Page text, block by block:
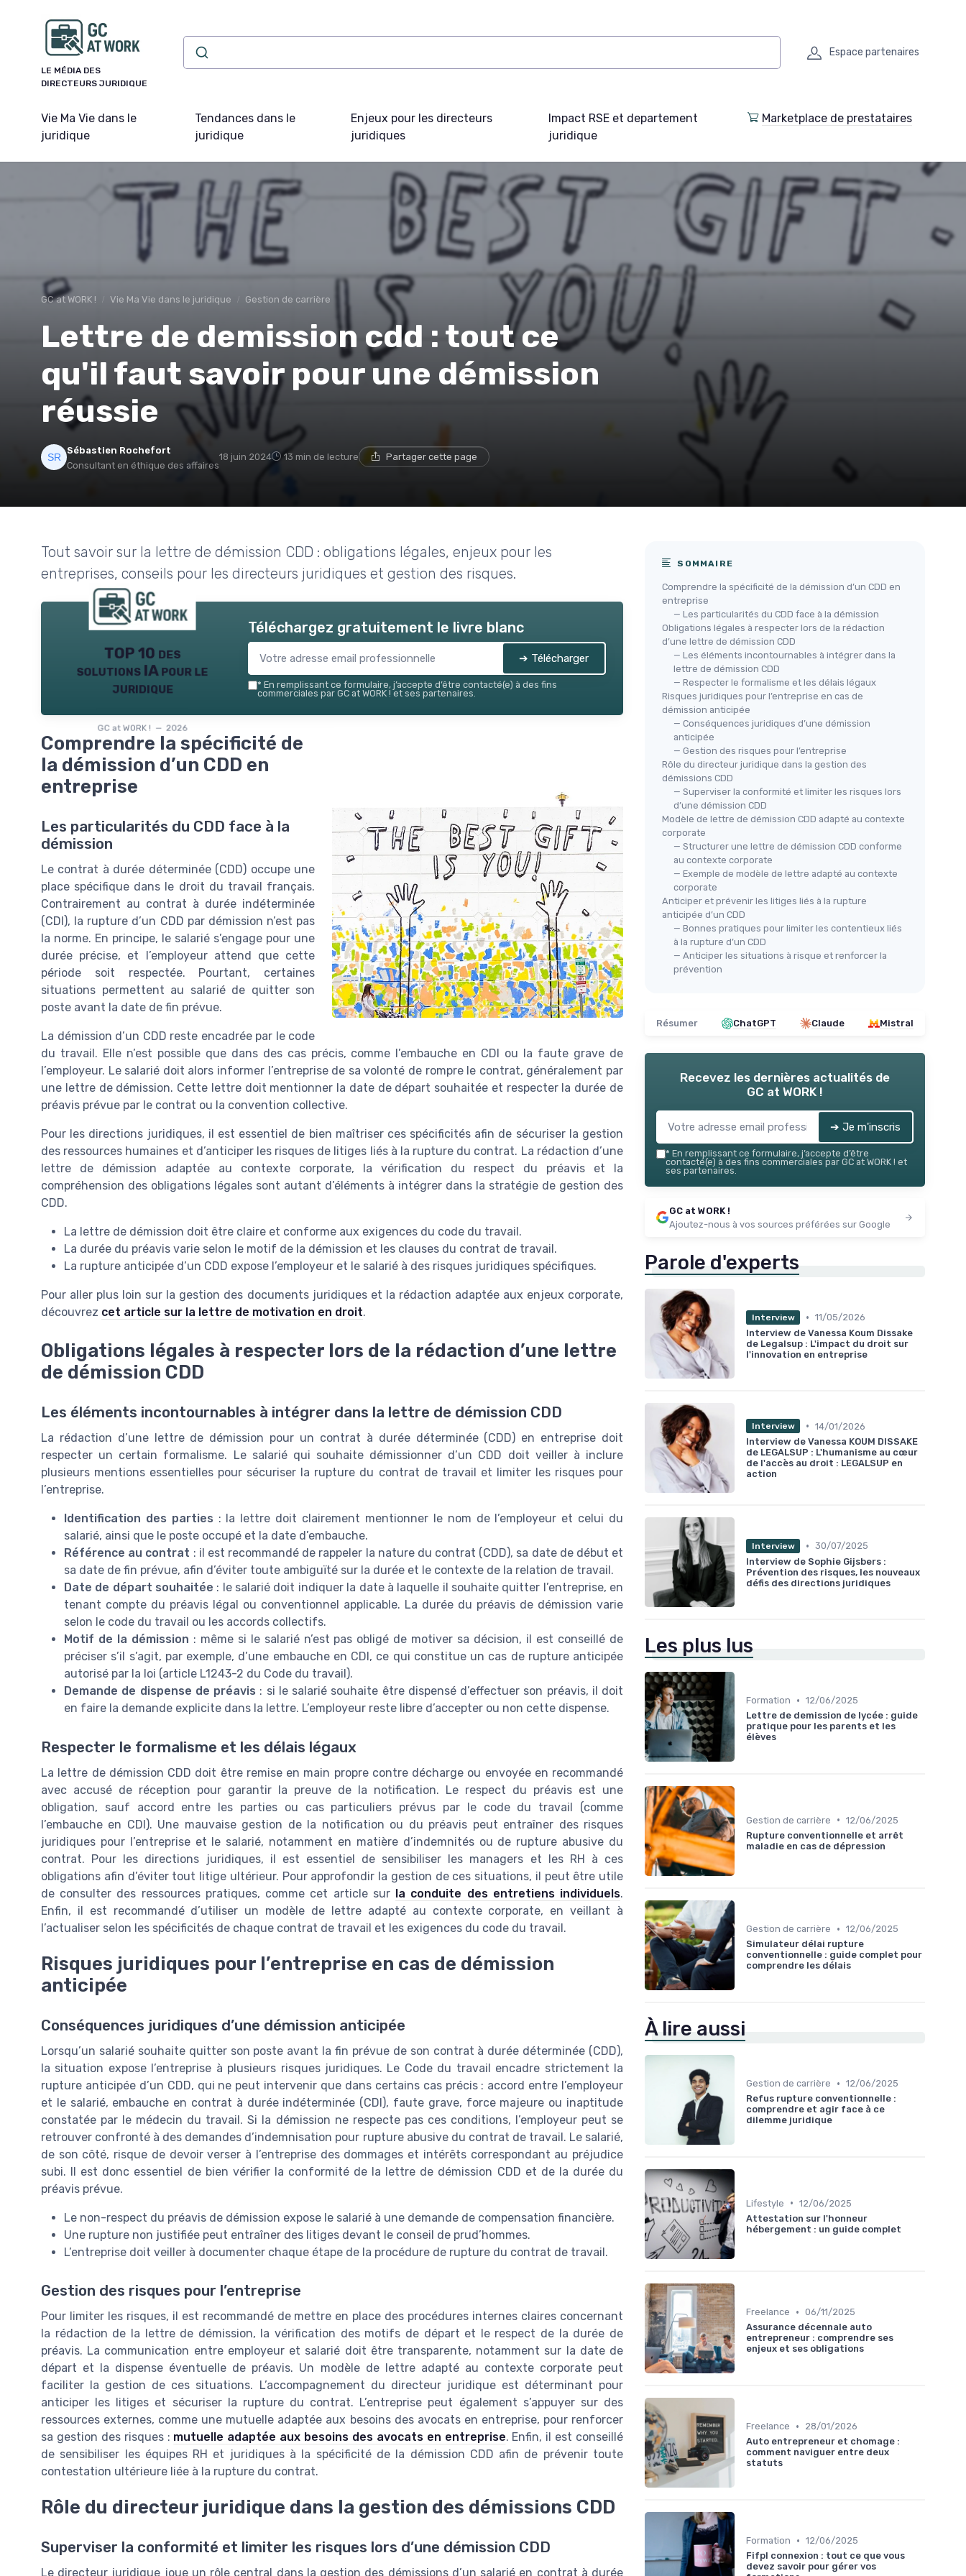
LE MÉDIA DES
DIRECTEURS JURIDIQUE
Espace partenaires
Vie Ma Vie dans le
juridique
Tendances dans le
juridique
Enjeux pour les directeurs
juridiques
Impact RSE et departement
juridique
Marketplace de prestataires
GC at WORK ! Vie Ma Vie dans le juridique Gestion de carrière
Lettre de demission cdd : tout ce
qu'il faut savoir pour une démission
réussie
Sébastien Rochefort
Consultant en éthique des affaires
18 juin 2024 13 min de lecture Partager cette page
Tout savoir sur la lettre de démission CDD : obligations légales, enjeux pour les
entreprises, conseils pour les directeurs juridiques et gestion des risques.
TOP 10 des
solutions IA pour le
juridique
GC at WORK ! — 2026
Téléchargez gratuitement le livre blanc
➔ Télécharger
* En remplissant ce formulaire, j’accepte d’être contacté(e) à des fins
commerciales par GC at WORK ! et ses partenaires.
Comprendre la spécificité de
la démission d’un CDD en
entreprise
Les particularités du CDD face à la
démission
Le contrat à durée déterminée (CDD) occupe une
place spécifique dans le droit du travail français.
Contrairement au contrat à durée indéterminée
(CDI), la rupture d’un CDD par démission n’est pas
la norme. En principe, le salarié s’engage pour une
durée précise, et l’employeur attend que cette
période soit respectée. Pourtant, certaines
situations permettent au salarié de quitter son
poste avant la date de fin prévue.
La démission d’un CDD reste encadrée par le code
du travail. Elle n’est possible que dans des cas précis, comme l’embauche en CDI ou la faute grave de
l’employeur. Le salarié doit alors informer l’entreprise de sa volonté de rompre le contrat, généralement par
une lettre de démission. Cette lettre doit mentionner la date de départ souhaitée et respecter la durée de
préavis prévue par le contrat ou la convention collective.
Pour les directions juridiques, il est essentiel de bien maîtriser ces spécificités afin de sécuriser la gestion
des ressources humaines et d’anticiper les risques de litiges liés à la rupture du contrat. La rédaction d’une
lettre de démission adaptée au contexte corporate, la vérification du respect du préavis et la
compréhension des obligations légales sont autant d’éléments à intégrer dans la stratégie de gestion des
CDD.
La lettre de démission doit être claire et conforme aux exigences du code du travail.
La durée du préavis varie selon le motif de la démission et les clauses du contrat de travail.
La rupture anticipée d’un CDD expose l’employeur et le salarié à des risques juridiques spécifiques.
Pour aller plus loin sur la gestion des documents juridiques et la rédaction adaptée aux enjeux corporate,
découvrez cet article sur la lettre de motivation en droit.
Obligations légales à respecter lors de la rédaction d’une lettre
de démission CDD
Les éléments incontournables à intégrer dans la lettre de démission CDD
La rédaction d’une lettre de démission pour un contrat à durée déterminée (CDD) en entreprise doit
respecter un certain formalisme. Le salarié qui souhaite démissionner d’un CDD doit veiller à inclure
plusieurs mentions essentielles pour sécuriser la rupture du contrat de travail et limiter les risques pour
l’entreprise.
Identification des parties : la lettre doit clairement mentionner le nom de l’employeur et celui du
salarié, ainsi que le poste occupé et la date d’embauche.
Référence au contrat : il est recommandé de rappeler la nature du contrat (CDD), sa date de début et
sa date de fin prévue, afin d’éviter toute ambiguïté sur la durée et le contexte de la relation de travail.
Date de départ souhaitée : le salarié doit indiquer la date à laquelle il souhaite quitter l’entreprise, en
tenant compte du préavis légal ou conventionnel applicable. La durée du préavis de démission varie
selon le code du travail ou les accords collectifs.
Motif de la démission : même si le salarié n’est pas obligé de motiver sa décision, il est conseillé de
préciser s’il s’agit, par exemple, d’une embauche en CDI, ce qui constitue un cas de rupture anticipée
autorisé par la loi (article L1243-2 du Code du travail).
Demande de dispense de préavis : si le salarié souhaite être dispensé d’effectuer son préavis, il doit
en faire la demande explicite dans la lettre. L’employeur reste libre d’accepter ou non cette dispense.
Respecter le formalisme et les délais légaux
La lettre de démission CDD doit être remise en main propre contre décharge ou envoyée en recommandé
avec accusé de réception pour garantir la preuve de la notification. Le respect du préavis est une
obligation, sauf accord entre les parties ou cas particuliers prévus par le code du travail (comme
l’embauche en CDI). Une mauvaise gestion de la notification ou du préavis peut entraîner des risques
juridiques pour l’entreprise et le salarié, notamment en matière d’indemnités ou de rupture abusive du
contrat. Pour les directions juridiques, il est essentiel de sensibiliser les managers et les RH à ces
obligations afin d’éviter tout litige ultérieur. Pour approfondir la gestion de ces situations, il peut être utile
de consulter des ressources pratiques, comme cet article sur la conduite des entretiens individuels.
Enfin, il est recommandé d’utiliser un modèle de lettre adapté au contexte corporate, en veillant à
l’actualiser selon les spécificités de chaque contrat de travail et les exigences du code du travail.
Risques juridiques pour l’entreprise en cas de démission
anticipée
Conséquences juridiques d’une démission anticipée
Lorsqu’un salarié souhaite quitter son poste avant la fin prévue de son contrat à durée déterminée (CDD),
la situation expose l’entreprise à plusieurs risques juridiques. Le Code du travail encadre strictement la
rupture anticipée d’un CDD, qui ne peut intervenir que dans certains cas précis : accord entre l’employeur
et le salarié, embauche en contrat à durée indéterminée (CDI), faute grave, force majeure ou inaptitude
constatée par le médecin du travail. Si la démission ne respecte pas ces conditions, l’employeur peut se
retrouver confronté à des demandes d’indemnisation pour rupture abusive du contrat de travail. Le salarié,
de son côté, risque de devoir verser à l’entreprise des dommages et intérêts correspondant au préjudice
subi. Il est donc essentiel de bien vérifier la conformité de la lettre de démission CDD et de la durée du
préavis prévue.
Le non-respect du préavis de démission expose le salarié à une demande de compensation financière.
Une rupture non justifiée peut entraîner des litiges devant le conseil de prud’hommes.
L’entreprise doit veiller à documenter chaque étape de la procédure de rupture du contrat de travail.
Gestion des risques pour l’entreprise
Pour limiter les risques, il est recommandé de mettre en place des procédures internes claires concernant
la rédaction de la lettre de démission, la vérification des motifs de départ et le respect de la durée de
préavis. La communication entre employeur et salarié doit être transparente, notamment sur la date de
départ et la dispense éventuelle de préavis. Un modèle de lettre adapté au contexte corporate peut
faciliter la gestion de ces situations. L’accompagnement du directeur juridique est déterminant pour
anticiper les litiges et sécuriser la rupture du contrat. L’entreprise peut également s’appuyer sur des
ressources externes, comme une mutuelle adaptée aux besoins des avocats en entreprise, pour renforcer
sa gestion des risques : mutuelle adaptée aux besoins des avocats en entreprise. Enfin, il est conseillé
de sensibiliser les équipes RH et juridiques à la spécificité de la démission CDD afin de prévenir toute
contestation ultérieure liée à la rupture du contrat.
Rôle du directeur juridique dans la gestion des démissions CDD
Superviser la conformité et limiter les risques lors d’une démission CDD
Le directeur juridique joue un rôle central dans la gestion des démissions d’un salarié en contrat à durée
SOMMAIRE
Comprendre la spécificité de la démission d’un CDD en
entreprise
— Les particularités du CDD face à la démission
Obligations légales à respecter lors de la rédaction
d’une lettre de démission CDD
— Les éléments incontournables à intégrer dans la
lettre de démission CDD
— Respecter le formalisme et les délais légaux
Risques juridiques pour l’entreprise en cas de
démission anticipée
— Conséquences juridiques d’une démission
anticipée
— Gestion des risques pour l’entreprise
Rôle du directeur juridique dans la gestion des
démissions CDD
— Superviser la conformité et limiter les risques lors
d’une démission CDD
Modèle de lettre de démission CDD adapté au contexte
corporate
— Structurer une lettre de démission CDD conforme
au contexte corporate
— Exemple de modèle de lettre adapté au contexte
corporate
Anticiper et prévenir les litiges liés à la rupture
anticipée d’un CDD
— Bonnes pratiques pour limiter les contentieux liés
à la rupture d’un CDD
— Anticiper les situations à risque et renforcer la
prévention
Résumer ChatGPT Claude Mistral
Recevez les dernières actualités de
GC at WORK !
➔ Je m'inscris
* En remplissant ce formulaire, j’accepte d’être
contacté(e) à des fins commerciales par GC at WORK ! et
ses partenaires.
GC at WORK !
Ajoutez-nous à vos sources préférées sur Google
Parole d'experts
Interview • 11/05/2026
Interview de Vanessa Koum Dissake
de Legalsup : L'impact du droit sur
l'innovation en entreprise
Interview • 14/01/2026
Interview de Vanessa KOUM DISSAKE
de LEGALSUP : L'humanisme au cœur
de l'accès au droit : LEGALSUP en
action
Interview • 30/07/2025
Interview de Sophie Gijsbers :
Prévention des risques, les nouveaux
défis des directions juridiques
Les plus lus
Formation • 12/06/2025
Lettre de demission de lycée : guide
pratique pour les parents et les
élèves
Gestion de carrière • 12/06/2025
Rupture conventionnelle et arrêt
maladie en cas de dépression
Gestion de carrière • 12/06/2025
Simulateur délai rupture
conventionnelle : guide complet pour
comprendre les délais
À lire aussi
Gestion de carrière • 12/06/2025
Refus rupture conventionnelle :
comprendre et agir face à ce
dilemme juridique
Lifestyle • 12/06/2025
Attestation sur l'honneur
hébergement : un guide complet
Freelance • 06/11/2025
Assurance décennale auto
entrepreneur : comprendre ses
enjeux et ses obligations
Freelance •
28/01/2026
Auto entrepreneur et chomage :
comment naviguer entre deux
statuts
Formation • 12/06/2025
Fifpl connexion : tout ce que vous
devez savoir pour gérer vos